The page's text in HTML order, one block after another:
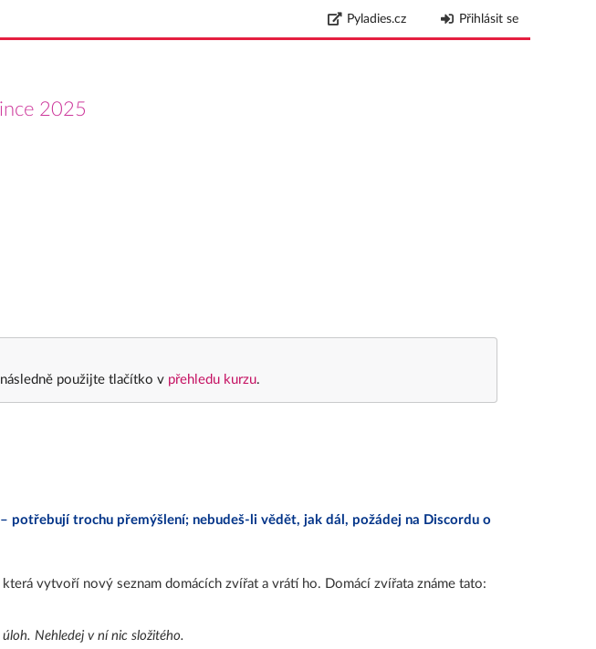
Pyladies.cz Přihlásit se
2025
použijte tlačítko v přehledu kurzu.
potřebují trochu přemýšlení; nebudeš-li vědět, jak dál, požádej na Discordu o
která vytvoří nový seznam domácích zvířat a vrátí ho. Domácí zvířata známe tato:
Nehledej v ní nic složitého.